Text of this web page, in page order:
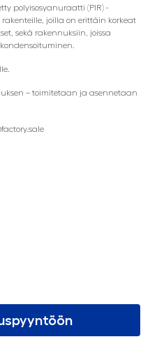
polyisosyanuraatti (PIR) -
rakenteille, joilla on erittäin korkeat
sekä rakennuksiin, joissa
– toimitetaan ja asennetaan